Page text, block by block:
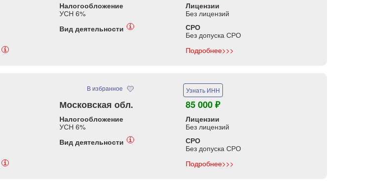
Налогообложение
УСН 6%
Лицензии
Без лицензий
Вид деятельности i
СРО
Без допуска СРО
i Подробнее>>>
В избранное Узнать ИНН
Московская обл. 85 000 ₽
Налогообложение
УСН 6%
Лицензии
Без лицензий
Вид деятельности i
СРО
Без допуска СРО
i Подробнее>>>